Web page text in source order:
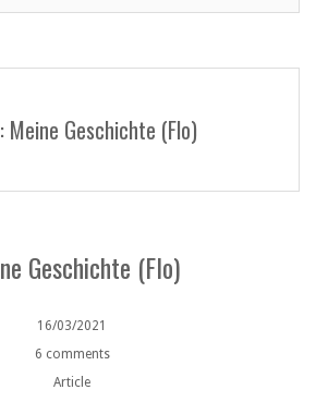
Meine Geschichte (Flo)
Geschichte (Flo)
16/03/2021
6 comments
Article